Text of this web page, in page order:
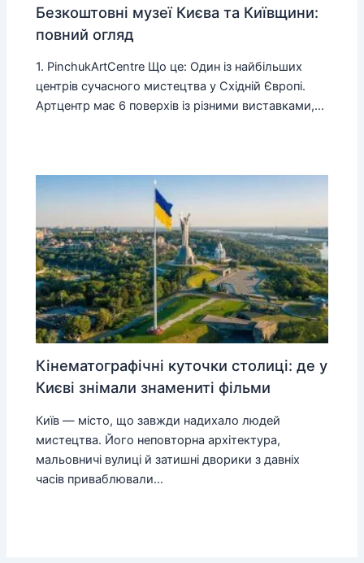
Безкоштовні музеї Києва та Київщини:
повний огляд
1. PinchukArtCentre Що це: Один із найбільших
центрів сучасного мистецтва у Східній Європі.
Артцентр має 6 поверхів із різними виставками,…
Кінематографічні куточки столиці: де у
Києві знімали знамениті фільми
Київ — місто, що завжди надихало людей
мистецтва. Його неповторна архітектура,
мальовничі вулиці й затишні дворики з давніх
часів приваблювали…